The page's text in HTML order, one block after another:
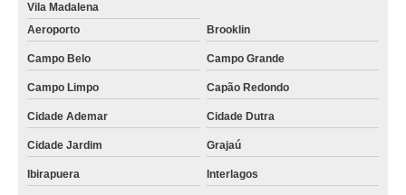
Vila Madalena
Aeroporto
Brooklin
Campo Belo Campo Grande
Campo Limpo Capão Redondo
Cidade Ademar Cidade Dutra
Cidade Jardim Grajaú
Ibirapuera Interlagos